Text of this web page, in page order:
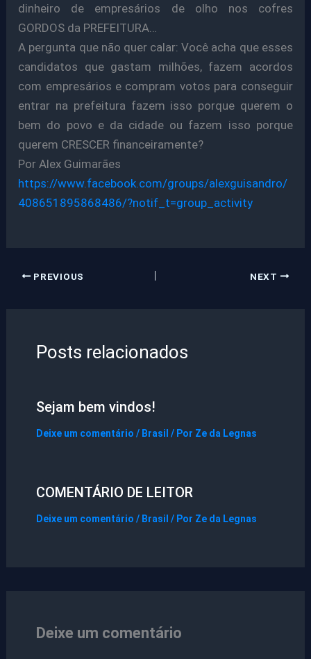
dinheiro de empresários de olho nos cofres
GORDOS da PREFEITURA…
A pergunta que não quer calar: Você acha que esses
candidatos que gastam milhões, fazem acordos
com empresários e compram votos para conseguir
entrar na prefeitura fazem isso porque querem o
bem do povo e da cidade ou fazem isso porque
querem CRESCER financeiramente?
Por Alex Guimarães
https://www.facebook.com/groups/alexguisandro/
408651895868486/?notif_t=group_activity
PREVIOUS NEXT
Posts relacionados
Sejam bem vindos!
Deixe um comentário / Brasil / Por Ze da Legnas
COMENTÁRIO DE LEITOR
Deixe um comentário / Brasil / Por Ze da Legnas
Deixe um comentário